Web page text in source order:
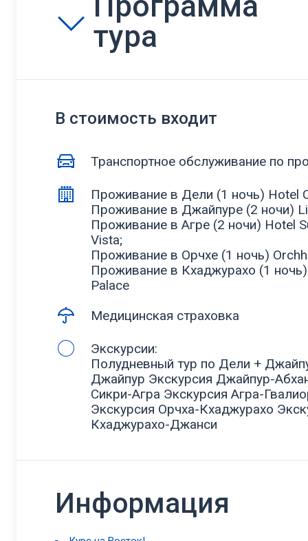
тура
В стоимость входит
Транспортное обслуживание по
Проживание в Дели (1 ночь) Hotel
Проживание в Джайпуре (2 ночи)
Проживание в Агре (2 ночи) Hotel
Vista;
Проживание в Орчхе (1 ночь)
Проживание в Кхаджурахо (1
Palace
Медицинская страховка
Экскурсии:
Полудневный тур по Дели +
Джайпур Экскурсия Джайпур-
Сикри-Агра Экскурсия Агра-
Экскурсия Орчха-Кхаджурахо
Кхаджурахо-Джанси
Информация